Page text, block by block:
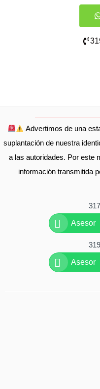
Advertimos de una
suplantación de nuestra
a las autoridades. Por este
información transmitida
Asesor
Asesor